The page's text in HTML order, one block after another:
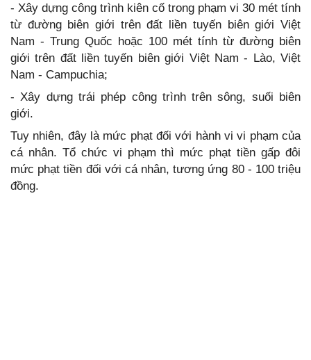
- Xây dựng công trình kiên cố trong phạm vi 30 mét tính
từ đường biên giới trên đất liền tuyến biên giới Việt
Nam - Trung Quốc hoặc 100 mét tính từ đường biên
giới trên đất liền tuyến biên giới Việt Nam - Lào, Việt
Nam - Campuchia;
- Xây dựng trái phép công trình trên sông, suối biên
giới.
Tuy nhiên, đây là mức phạt đối với hành vi vi phạm của
cá nhân. Tổ chức vi phạm thì mức phạt tiền gấp đôi
mức phạt tiền đối với cá nhân, tương ứng 80 - 100 triệu
đồng.